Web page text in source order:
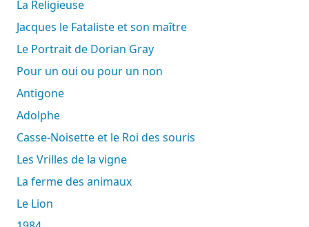
La Religieuse
Jacques le Fataliste et son maître
Le Portrait de Dorian Gray
Pour un oui ou pour un non
Antigone
Adolphe
Casse-Noisette et le Roi des souris
Les Vrilles de la vigne
La ferme des animaux
Le Lion